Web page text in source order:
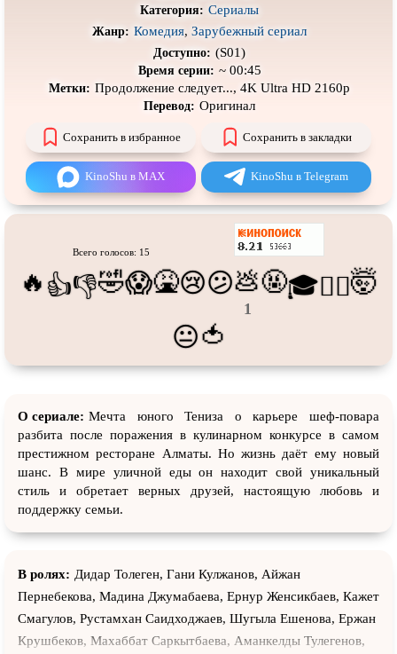
Про пиратов
Про путешествия
Про рыцарей
Про собак
Про снайперов Про супергероев
Про танки Про танцы
Про тюрьму Про футбол
Про хоккей ифигурное
катание
Про шпионов
Про Юристов иАдвокатов
документальный Режиссёрская версия
Сверхспособности
Ситком Слэшер
Турецкий сериал Чёрная комедия
Экранизация В ожидании
Категория: Сериалы
Жанр: Комедия, Зарубежный сериал
Доступно: (S01)
Время серии: ~ 00:45
Метки: Продолжение следует..., 4K Ultra HD 2160p
Перевод: Оригинал
Сохранить в избранное Сохранить в закладки
KinoShu в MAX KinoShu в Telegram
Всего голосов: 15
🔥 👍👎🤣😱🤮😢😕💩
1
🤬🎓😵‍💫🤯
😐🍅
О сериале: Мечта юного Тениза о карьере шеф-повара
разбита после поражения в кулинарном конкурсе в самом
престижном ресторане Алматы. Но жизнь даёт ему новый
шанс. В мире уличной еды он находит свой уникальный
стиль и обретает верных друзей, настоящую любовь и
поддержку семьи.
В ролях: Дидар Толеген, Гани Кулжанов, Айжан
Пернебекова, Мадина Джумабаева, Ернур Женсикбаев, Кажет
Смагулов, Рустамхан Саидходжаев, Шугыла Ешенова, Ержан
Крушбеков, Махаббат Саркытбаева, Аманкелды Тулегенов,